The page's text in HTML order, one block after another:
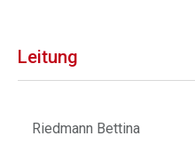
Leitung
Riedmann Bettina